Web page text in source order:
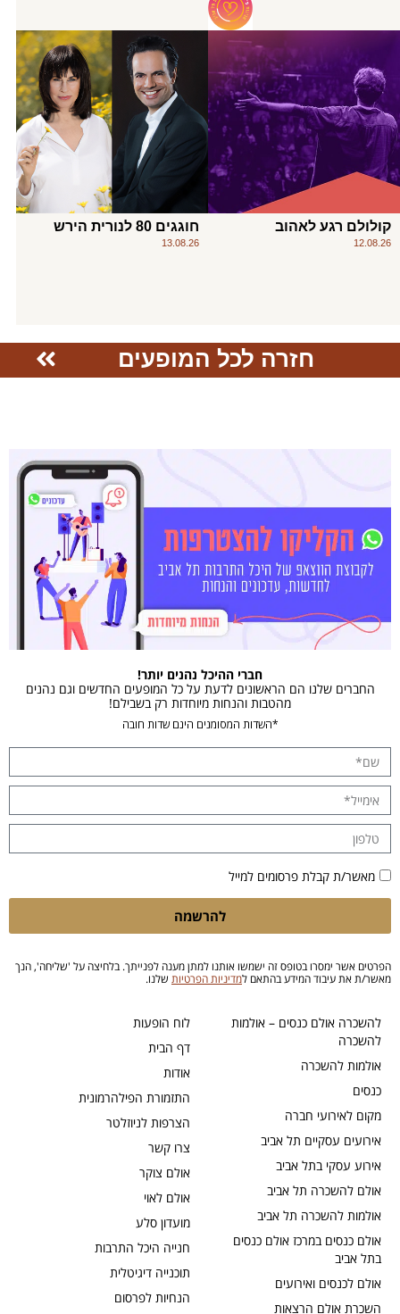
קולולם רגע לאהוב
12.08.26
חוגגים 80 לנורית הירש
13.08.26
חזרה לכל המופעים
לוח הופעות
דף הבית
אודות
התזמורת הפילהרמונית
הצרפות לניוזלטר
צרו קשר
אולם צוקר
אולם לאוי
מועדון סלע
חנייה היכל התרבות
תוכנייה דיגיטלית
הנחיות לפרסום
להשכרה אולם כנסים – אולמות
להשכרה
אולמות להשכרה
כנסים
מקום לאירועי חברה
אירועים עסקיים תל אביב
אירוע עסקי בתל אביב
אולם להשכרה תל אביב
אולמות להשכרה תל אביב
אולם כנסים במרכז אולם כנסים
בתל אביב
אולם לכנסים ואירועים
השכרת אולם הרצאות
חברי ההיכל נהנים יותר!
החברים שלנו הם הראשונים לדעת על כל המופעים החדשים וגם נהנים
מהטבות והנחות מיוחדות רק בשבילם!
*השדות המסומנים הינם שדות חובה
מאשר/ת קבלת פרסומים למייל
להרשמה
הפרטים אשר ימסרו בטופס זה ישמשו אותנו למתן מענה לפנייתך. בלחיצה על 'שליחה', הנך
מאשר/ת את עיבוד המידע בהתאם למדיניות הפרטיות שלנו.